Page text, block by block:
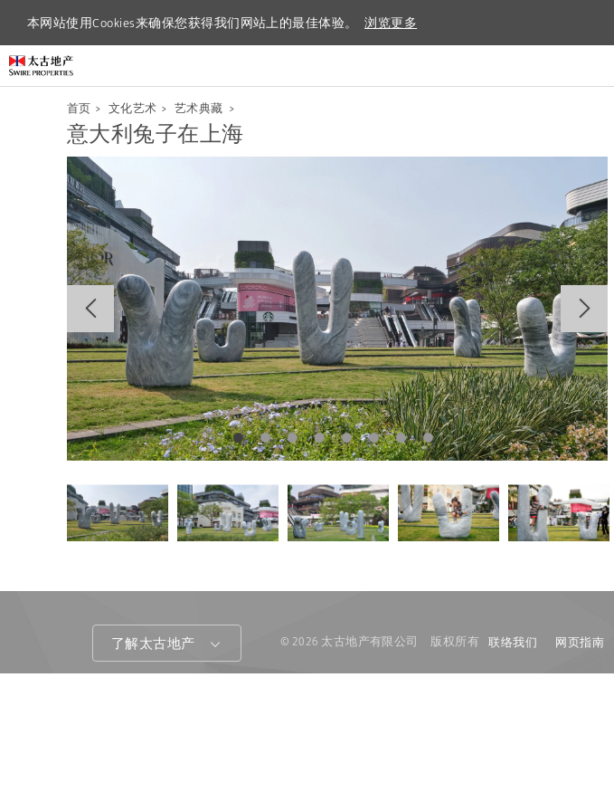
本网站使用Cookies来确保您获得我们网站上的最佳体验。 浏览更多
本网站使用Cookies来确保您获得我们网站上的最佳体验。 浏览更多
首页 > 文化艺术 > 艺术典藏 >
意大利兔子在上海
了解太古地产 联络我们 网页指南
© 2026 太古地产有限公司 版权所有